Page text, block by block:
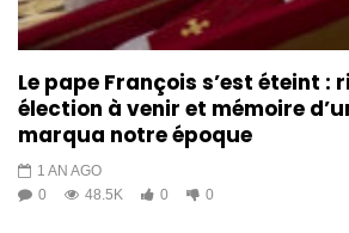
Le pape François s’est éteint :
élection à venir et mémoire
marqua notre époque
1 AN AGO
0
48.5K 0 0